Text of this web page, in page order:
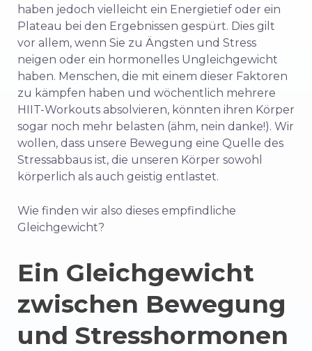
haben jedoch vielleicht ein Energietief oder ein
Plateau bei den Ergebnissen gespürt. Dies gilt
vor allem, wenn Sie zu Ängsten und Stress
neigen oder ein hormonelles Ungleichgewicht
haben. Menschen, die mit einem dieser Faktoren
zu kämpfen haben und wöchentlich mehrere
HIIT-Workouts absolvieren, könnten ihren Körper
sogar noch mehr belasten (ähm, nein danke!). Wir
wollen, dass unsere Bewegung eine Quelle des
Stressabbaus ist, die unseren Körper sowohl
körperlich als auch geistig entlastet.
Wie finden wir also dieses empfindliche
Gleichgewicht?
Ein Gleichgewicht
zwischen Bewegung
und Stresshormonen